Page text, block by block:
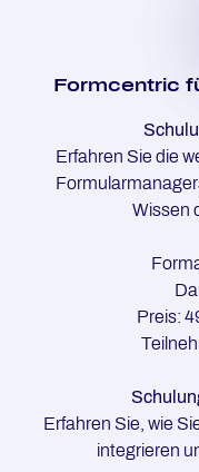
Form­cen­tric
Erfahren Sie die
Wissen
Preis:
Erfahren Sie, wie
integrieren